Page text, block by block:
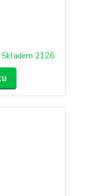
Skladem 2126